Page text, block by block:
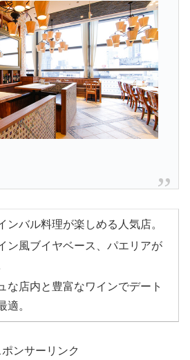
ンバル料理が楽しめる人気店。
ン風ブイヤベース、パエリアが
な店内と豊富なワインでデート
適。
ポンサーリンク